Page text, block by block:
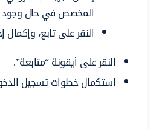
المخصص في حال
النقر على تابع، وإكمال
النقر على أيقونة “متابعة”.
استكمال خطوات تسجيل